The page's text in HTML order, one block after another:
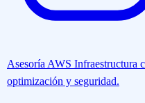
Asesoría AWS Infraestructura
optimización y seguridad.